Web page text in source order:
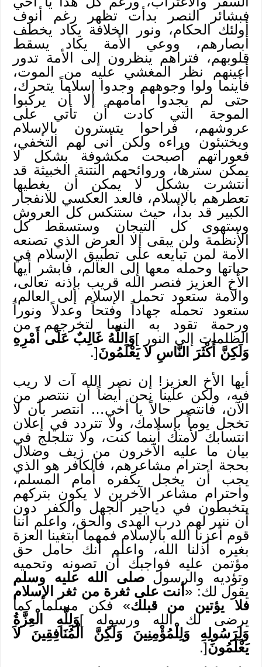
فبشائر النصر بدأت تظهر رغم أنوف
أولئك الحكام، ونور الخلافة يكاد يخطف
أبصارهم، ووعي الأمة يكاد يسقط
قلوبهم، فتراهم ينظرون إلى الأمة تدور
أعينهم نظر المغشي عليه من الموت،
فأينما ولوا وجوههم وجدوا إسلاماً يتحرك،
حتى لم يجدوا أمامهم إلا أن يركبوا
الموجة التي كادت أن تأتي على
عروشهم، فراحوا يتسترون بالإسلام
ويختبئون وراءه ولكن أنى لهم التخفي،
فعوراتهم أصبحت مكشوفة بشكل لا
يمكن سترها، وروائحهم النتنة الخبيثة قد
انتشرت بشكل لا يمكن أن يغطيها
تعطرهم بالإسلام، فالعد العكسي للانفجار
الكبير قد بدأ، حيث ستنكس كل العروش
وستهوى كل التيجان وستسقط كل
الأنظمة ولن يبقى إلا العرض الذي تصنعه
الأمة لمن تبايعه على تطبيق الإسلام في
حياتها وحمله معها إلى العالم، فابشر أيها
الأخ العزيز فنصر الله قريب بإذنه تعالى،
والأمة ستعود تحمل الإسلام إلى العالم،
ستعود تحمله جهاداً وفتحاً وعدلاً ونوراً
ورحمة تقود به النسا لتخرجهم من
الظلمات إلى النور ]وَاللَّهُ غَالِبٌ عَلَى أَمْرِهِ
وَلَكِنَّ أَكْثَرَ النَّاسِ لاَ يَعْلَمُونَ[.
أيها الأخ العزيز! إن نصر الله آت لا ريب
فيه، ولكن علينا نحن أيضاً أن ننتصر من
الآن، فانتصر حالاً يا أخي… انتصر بأن لا
تخجل يوماً بإسلامك، ولا تتردد في إعلان
انتسابك لأمتك أينما كنت، ولا تتلجلج في
بيان ما عليه الآخرون من زيف وضلال
بحجة احترام مشاعرهم، فالكافر هو الذي
يجب أن يخجل بكفره أمام المسلم،
واحترام مشاعر الآخرين لا يكون بتركهم
يتخبطون في دياجير الجهل والكفر دون
أن ننير لهم درب الهدى والحق، واعلم أننا
قوم أعزنا الله بالإسلام فمهما ابتغينا العزة
بغيره أذلنا الله، واعلم أنك حامل حق
مؤتمن عليه فواجبك أن تصونه وتحميه
وتؤديه والرسولصلى الله عليه وسلم
يقول لك: «أنت على ثغرة من ثغر الإسلام
فلا يؤتين من قبلك» فكن مسلماً كما
يرضى لك الله ورسوله ]وَلِلَّهِ الْعِزَّةُ
وَلِرَسُولِهِ وَلِلْمُؤْمِنِينَ وَلَكِنَّ الْمُنَافِقِينَ لاَ
يَعْلَمُونَ[.